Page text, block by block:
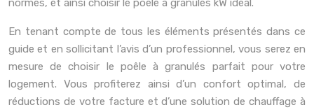
normes, et ainsi choisir le poêle à granulés kW idéal.
En tenant compte de tous les éléments présentés dans ce
guide et en sollicitant l’avis d’un professionnel, vous serez en
mesure de choisir le poêle à granulés parfait pour votre
logement. Vous profiterez ainsi d’un confort optimal, de
réductions de votre facture et d’une solution de chauffage à